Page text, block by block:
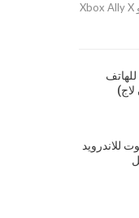
شاملة بين Legion Go S، Steam Deck OLED، و Xbox Ally X
للاندرويد